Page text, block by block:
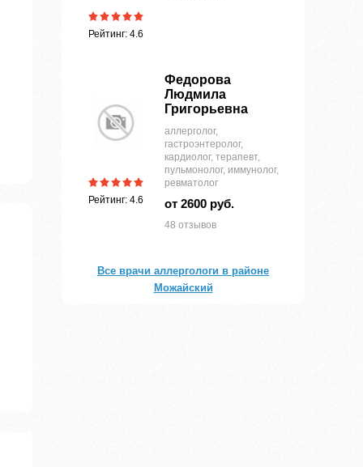
Рейтинг: 4.6
Рейтинг: 4.6
Федорова
Людмила
Григорьевна
аллерголог,
гастроэнтеролог,
кардиолог, терапевт,
пульмонолог, иммунолог,
ревматолог
от 2600 руб.
48 отзывов
Все врачи аллергологи в районе
Можайский